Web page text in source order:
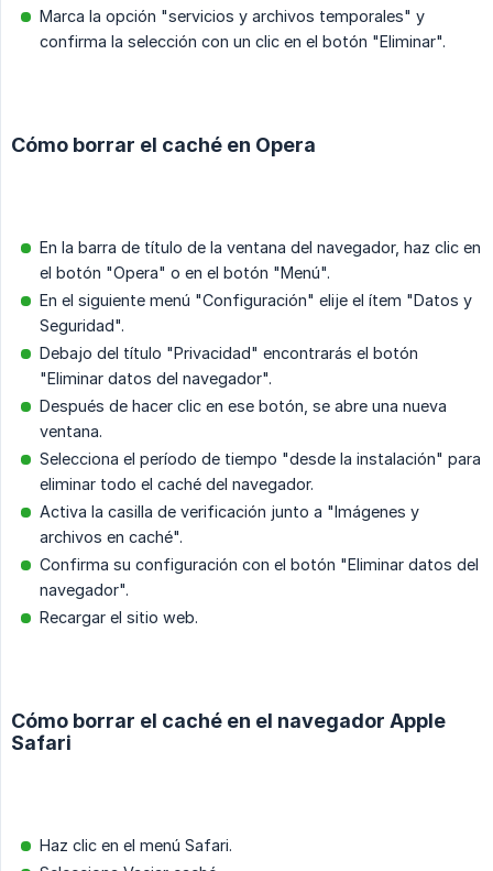
Marca la opción "servicios y archivos temporales" y
confirma la selección con un clic en el botón "Eliminar".
Cómo borrar el caché en Opera
En la barra de título de la ventana del navegador, haz clic en
el botón "Opera" o en el botón "Menú".
En el siguiente menú "Configuración" elije el ítem "Datos y
Seguridad".
Debajo del título "Privacidad" encontrarás el botón
"Eliminar datos del navegador".
Después de hacer clic en ese botón, se abre una nueva
ventana.
Selecciona el período de tiempo "desde la instalación" para
eliminar todo el caché del navegador.
Activa la casilla de verificación junto a "Imágenes y
archivos en caché".
Confirma su configuración con el botón "Eliminar datos del
navegador".
Recargar el sitio web.
Cómo borrar el caché en el navegador Apple
Safari
Haz clic en el menú Safari.